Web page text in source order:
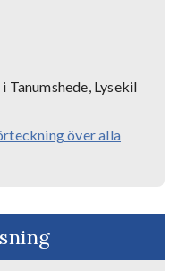
Tanumshede, Lysekil
över alla